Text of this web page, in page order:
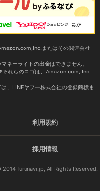
またはその関連会社
ネーライトの出金はできません。
れらのロゴは、Amazon.com, Inc.
、LINEヤフー株式会社の登録商標ま
利用規約
採用情報
2014 furunavi.jp, All Rights Reserved.